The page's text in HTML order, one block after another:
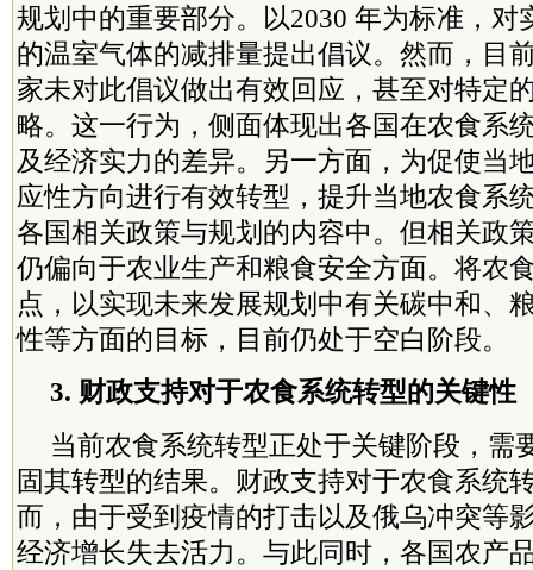
规划中的重要部分。以2030 年为标准，对
的温室气体的减排量提出倡议。然而，目
家未对此倡议做出有效回应，甚至对特定
略。这一行为，侧面体现出各国在农食系
及经济实力的差异。另一方面，为促使当
应性方向进行有效转型，提升当地农食系
各国相关政策与规划的内容中。但相关政
仍偏向于农业生产和粮食安全方面。将农
点，以实现未来发展规划中有关碳中和、
性等方面的目标，目前仍处于空白阶段。
3. 财政支持对于农食系统转型的关键性
当前农食系统转型正处于关键阶段，需
固其转型的结果。财政支持对于农食系统
而，由于受到疫情的打击以及俄乌冲突等
经济增长失去活力。与此同时，各国农产